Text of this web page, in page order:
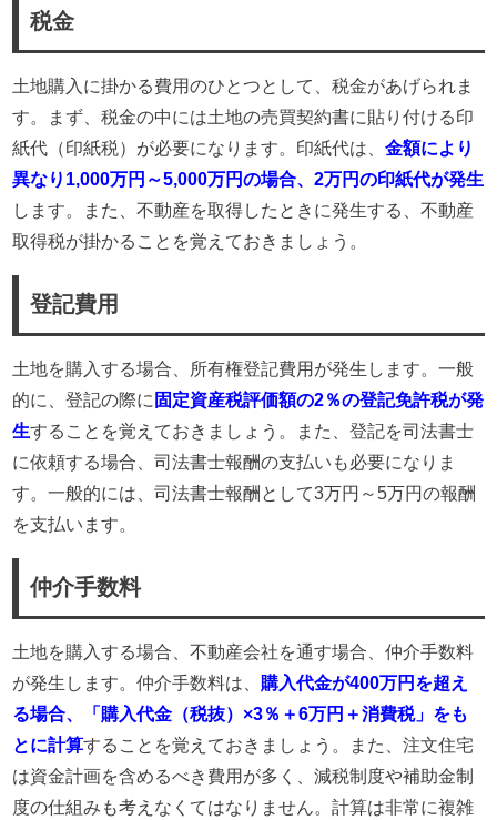
税金
土地購入に掛かる費用のひとつとして、税金があげられま
す。まず、税金の中には土地の売買契約書に貼り付ける印
紙代（印紙税）が必要になります。印紙代は、金額により
異なり1,000万円～5,000万円の場合、2万円の印紙代が発生
します。また、不動産を取得したときに発生する、不動産
取得税が掛かることを覚えておきましょう。
登記費用
土地を購入する場合、所有権登記費用が発生します。一般
的に、登記の際に 固定資産税評価額の2％の登記免許税が発
生することを覚えておきましょう。また、登記を司法書士
に依頼する場合、司法書士報酬の支払いも必要になりま
す。一般的には、司法書士報酬として3万円～5万円の報酬
を支払います。
仲介手数料
土地を購入する場合、不動産会社を通す場合、仲介手数料
が発生します。仲介手数料は、 購入代金が400万円を超え
る場合、「購入代金（税抜）×3％＋6万円＋消費税」をも
とに計算することを覚えておきましょう。また、注文住宅
は資金計画を含めるべき費用が多く、減税制度や補助金制
度の仕組みも考えなくてはなりません。計算は非常に複雑